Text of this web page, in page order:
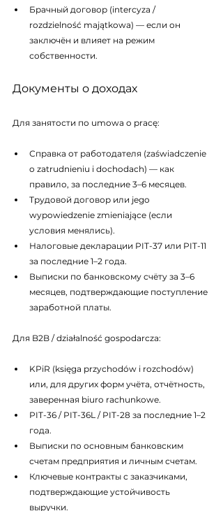
Брачный договор (intercyza /
rozdzielność majątkowa) — если он
заключён и влияет на режим
собственности.
Документы о доходах
Для занятости по umowa o pracę:
Справка от работодателя (zaświadczenie
o zatrudnieniu i dochodach) — как
правило, за последние 3–6 месяцев.
Трудовой договор или jego
wypowiedzenie zmieniające (если
условия менялись).
Налоговые декларации PIT-37 или PIT-11
за последние 1–2 года.
Выписки по банковскому счёту за 3–6
месяцев, подтверждающие поступление
заработной платы.
Для B2B / działalność gospodarcza:
KPiR (księga przychodów i rozchodów)
или, для других форм учёта, отчётность,
заверенная biuro rachunkowe.
PIT-36 / PIT-36L / PIT-28 за последние 1–2
года.
Выписки по основным банковским
счетам предприятия и личным счетам.
Ключевые контракты с заказчиками,
подтверждающие устойчивость
выручки.